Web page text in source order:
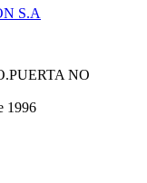
S.A
NO
1996